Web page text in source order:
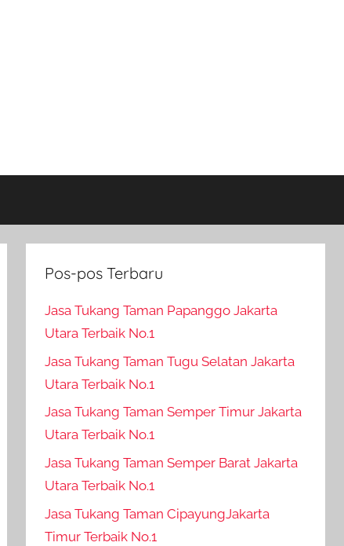
Pos-pos Terbaru
Jasa Tukang Taman Papanggo Jakarta
Utara Terbaik No.1
Jasa Tukang Taman Tugu Selatan Jakarta
Utara Terbaik No.1
Jasa Tukang Taman Semper Timur Jakarta
Utara Terbaik No.1
Jasa Tukang Taman Semper Barat Jakarta
Utara Terbaik No.1
Jasa Tukang Taman CipayungJakarta
Timur Terbaik No.1